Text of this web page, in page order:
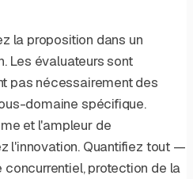
la proposition dans un
Les évaluateurs sont
pas nécessairement des
domaine spécifique.
et l'ampleur de
l'innovation. Quantifiez tout —
protection de la